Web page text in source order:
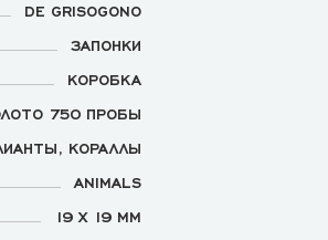
DE GRISOGONO
ЗАПОНКИ
КОРОБКА
750 ПРОБЫ
КОРАЛЛЫ
ANIMALS
19 Х 19 ММ